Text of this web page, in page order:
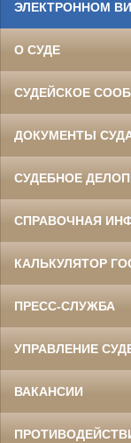
ЭЛЕКТРОННОМ
О СУДЕ
СУДЕЙСКОЕ
ДОКУМЕНТЫ
СУДЕБНОЕ
СПРАВОЧНАЯ
КАЛЬКУЛЯТОР
ПРЕСС-СЛУЖБА
УПРАВЛЕНИЕ
ВАКАНСИИ